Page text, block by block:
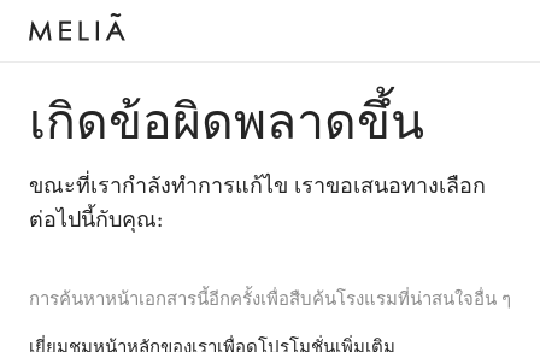
เกิดข้อผิดพลาดขึ้น
ขณะที่เรากำลังทำการแก้ไข เราขอเสนอทางเลือก
ต่อไปนี้กับคุณ:
การค้นหาหน้าเอกสารนี้อีกครั้งเพื่อสืบค้นโรงแรมที่น่าสนใจอื่น ๆ
เยี่ยมชมหน้าหลักของเราเพื่อดูโปรโมชั่นเพิ่มเติม